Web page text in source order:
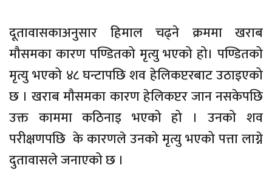
दूतावासकाअनुसार हिमाल चढ्ने क्रममा खराब
मौसमका कारण पण्डितको मृत्यु भएको हो। पण्डितको
मृत्यु भएको ४८ घन्टापछि शव हेलिकप्टरबाट उठाइएको
छ । खराब माैसमका कारण हेलिकप्टर जान नसकेपछि
उक्त काममा कठिनाइ भएको हो । उनको शव
परीक्षणपछि के कारणले उनको मृत्यु भएको पत्ता लाग्ने
दुतावासले जनाएको छ ।